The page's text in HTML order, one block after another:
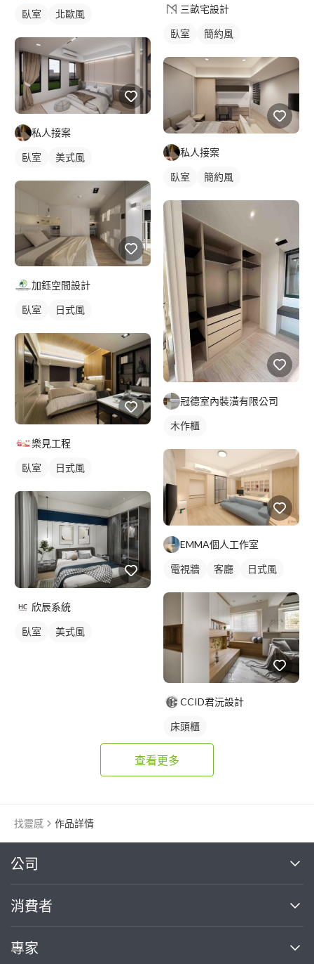
臥室 北歐風
私人接案
臥室 美式風
加鈺空間設計
臥室 日式風
樂見工程
臥室 日式風
欣辰系統
臥室 美式風
三畝宅設計
臥室 簡約風
私人接案
臥室 簡約風
冠德室內裝潢有限公司
木作櫃
EMMA個人工作室
電視牆 客廳 日式風
CCID君沅設計
床頭櫃
查看更多
找靈感 作品詳情
公司
關於我們
部落格
消費者
買服務
專家
繼續完成